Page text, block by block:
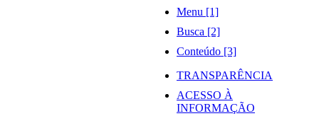
Menu [1]
Busca [2]
Conteúdo [3]
TRANSPARÊNCIA
ACESSO À
INFORMAÇÃO